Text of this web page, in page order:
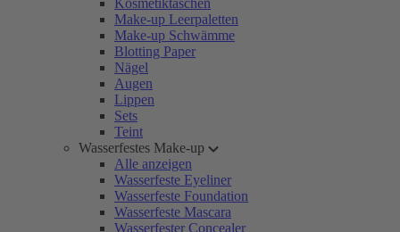
Kosmetiktaschen
Make-up Leerpaletten
Make-up Schwämme
Blotting Paper
Nägel
Augen
Lippen
Sets
Teint
Wasserfestes Make-up
Alle anzeigen
Wasserfeste Eyeliner
Wasserfeste Foundation
Wasserfeste Mascara
Wasserfester Concealer